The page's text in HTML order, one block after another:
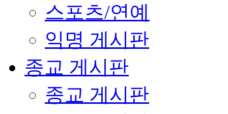
스포츠/연예
익명 게시판
종교 게시판
종교 게시판